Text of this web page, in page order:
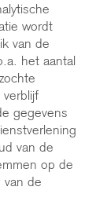
wordt
van de
het aantal
verblijf
gegevens
van de
op de
de